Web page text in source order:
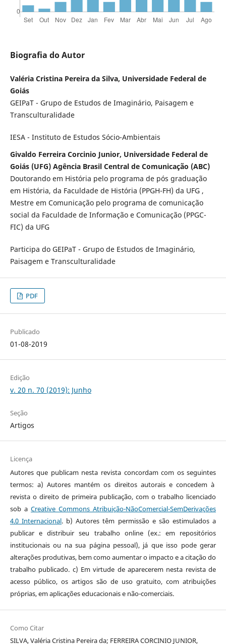
Biografia do Autor
Valéria Cristina Pereira da Silva, Universidade Federal de
Goiás
GEIPaT - Grupo de Estudos de Imaginário, Paisagem e
Transculturalidade
IESA - Instituto de Estudos Sócio-Ambientais
Givaldo Ferreira Corcinio Junior, Universidade Federal de
Goiás (UFG) Agência Brasil Central de Comunicação (ABC)
Doutorando em História pelo programa de pós graduação
em História, da Faculdade de História (PPGH-FH) da UFG ,
Mestre em Comunicação pelo programa de comunicação
social da Faculdade de Informação e Comunicação (PPGC-
FIC) da UFG
Participa do GEIPaT - Grupo de Estudos de Imaginário,
Paisagem e Transculturalidade
PDF
Publicado
01-08-2019
Edição
v. 20 n. 70 (2019): Junho
Seção
Artigos
Licença
Autores que publicam nesta revista concordam com os seguintes
termos: a) Autores mantém os direitos autorais e concedem à
revista o direito de primeira publicação, com o trabalho licenciado
sob a Creative Commons Atribuição-NãoComercial-SemDerivações
4.0 Internacional. b) Autores têm permissão e são estimulados a
publicar e distribuir seu trabalho online (ex.: em repositórios
institucionais ou na sua página pessoal), já que isso pode gerar
alterações produtivas, bem como aumentar o impacto e a citação do
trabalho publicado. c) Em virtude de aparecerem nesta revista de
acesso público, os artigos são de uso gratuito, com atribuições
próprias, em aplicações educacionais e não-comerciais.
Como Citar
SILVA, Valéria Cristina Pereira da; FERREIRA CORCINIO JUNIOR,